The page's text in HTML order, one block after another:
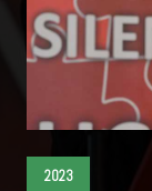
2023